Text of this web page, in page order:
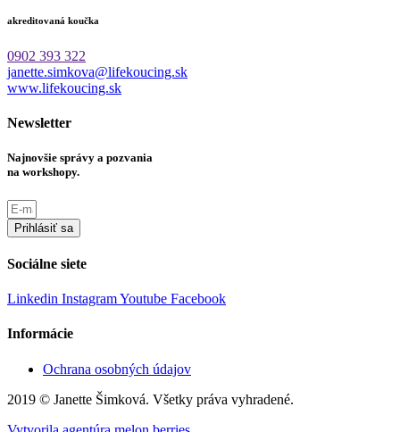
akreditovaná koučka
0902 393 322
janette.simkova@lifekoucing.sk
www.lifekoucing.sk
Newsletter
Najnovšie správy a pozvania
na workshopy.
Prihlásiť sa
Sociálne siete
Linkedin InstagramYoutube Facebook
Informácie
Ochrana osobných údajov
2019 © Janette Šimková. Všetky práva vyhradené.